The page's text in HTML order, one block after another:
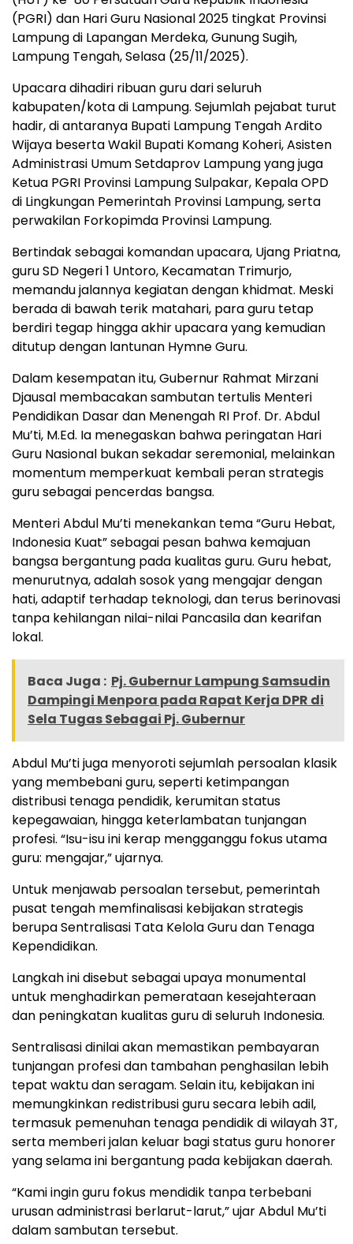
(PGRI) dan Hari Guru Nasional 2025 tingkat Provinsi
Lampung di Lapangan Merdeka, Gunung Sugih,
Lampung Tengah, Selasa (25/11/2025).
Upacara dihadiri ribuan guru dari seluruh
kabupaten/kota di Lampung. Sejumlah pejabat turut
hadir, di antaranya Bupati Lampung Tengah Ardito
Wijaya beserta Wakil Bupati Komang Koheri, Asisten
Administrasi Umum Setdaprov Lampung yang juga
Ketua PGRI Provinsi Lampung Sulpakar, Kepala OPD
di Lingkungan Pemerintah Provinsi Lampung, serta
perwakilan Forkopimda Provinsi Lampung.
Bertindak sebagai komandan upacara, Ujang Priatna,
guru SD Negeri 1 Untoro, Kecamatan Trimurjo,
memandu jalannya kegiatan dengan khidmat. Meski
berada di bawah terik matahari, para guru tetap
berdiri tegap hingga akhir upacara yang kemudian
ditutup dengan lantunan Hymne Guru.
Dalam kesempatan itu, Gubernur Rahmat Mirzani
Djausal membacakan sambutan tertulis Menteri
Pendidikan Dasar dan Menengah RI Prof. Dr. Abdul
Mu’ti, M.Ed. Ia menegaskan bahwa peringatan Hari
Guru Nasional bukan sekadar seremonial, melainkan
momentum memperkuat kembali peran strategis
guru sebagai pencerdas bangsa.
Menteri Abdul Mu’ti menekankan tema “Guru Hebat,
Indonesia Kuat” sebagai pesan bahwa kemajuan
bangsa bergantung pada kualitas guru. Guru hebat,
menurutnya, adalah sosok yang mengajar dengan
hati, adaptif terhadap teknologi, dan terus berinovasi
tanpa kehilangan nilai-nilai Pancasila dan kearifan
lokal.
Baca Juga : Pj. Gubernur Lampung Samsudin
Dampingi Menpora pada Rapat Kerja DPR di
Sela Tugas Sebagai Pj. Gubernur
Abdul Mu’ti juga menyoroti sejumlah persoalan klasik
yang membebani guru, seperti ketimpangan
distribusi tenaga pendidik, kerumitan status
kepegawaian, hingga keterlambatan tunjangan
profesi. “Isu-isu ini kerap mengganggu fokus utama
guru: mengajar,” ujarnya.
Untuk menjawab persoalan tersebut, pemerintah
pusat tengah memfinalisasi kebijakan strategis
berupa Sentralisasi Tata Kelola Guru dan Tenaga
Kependidikan.
Langkah ini disebut sebagai upaya monumental
untuk menghadirkan pemerataan kesejahteraan
dan peningkatan kualitas guru di seluruh Indonesia.
Sentralisasi dinilai akan memastikan pembayaran
tunjangan profesi dan tambahan penghasilan lebih
tepat waktu dan seragam. Selain itu, kebijakan ini
memungkinkan redistribusi guru secara lebih adil,
termasuk pemenuhan tenaga pendidik di wilayah 3T,
serta memberi jalan keluar bagi status guru honorer
yang selama ini bergantung pada kebijakan daerah.
“Kami ingin guru fokus mendidik tanpa terbebani
urusan administrasi berlarut-larut,” ujar Abdul Mu’ti
dalam sambutan tersebut.